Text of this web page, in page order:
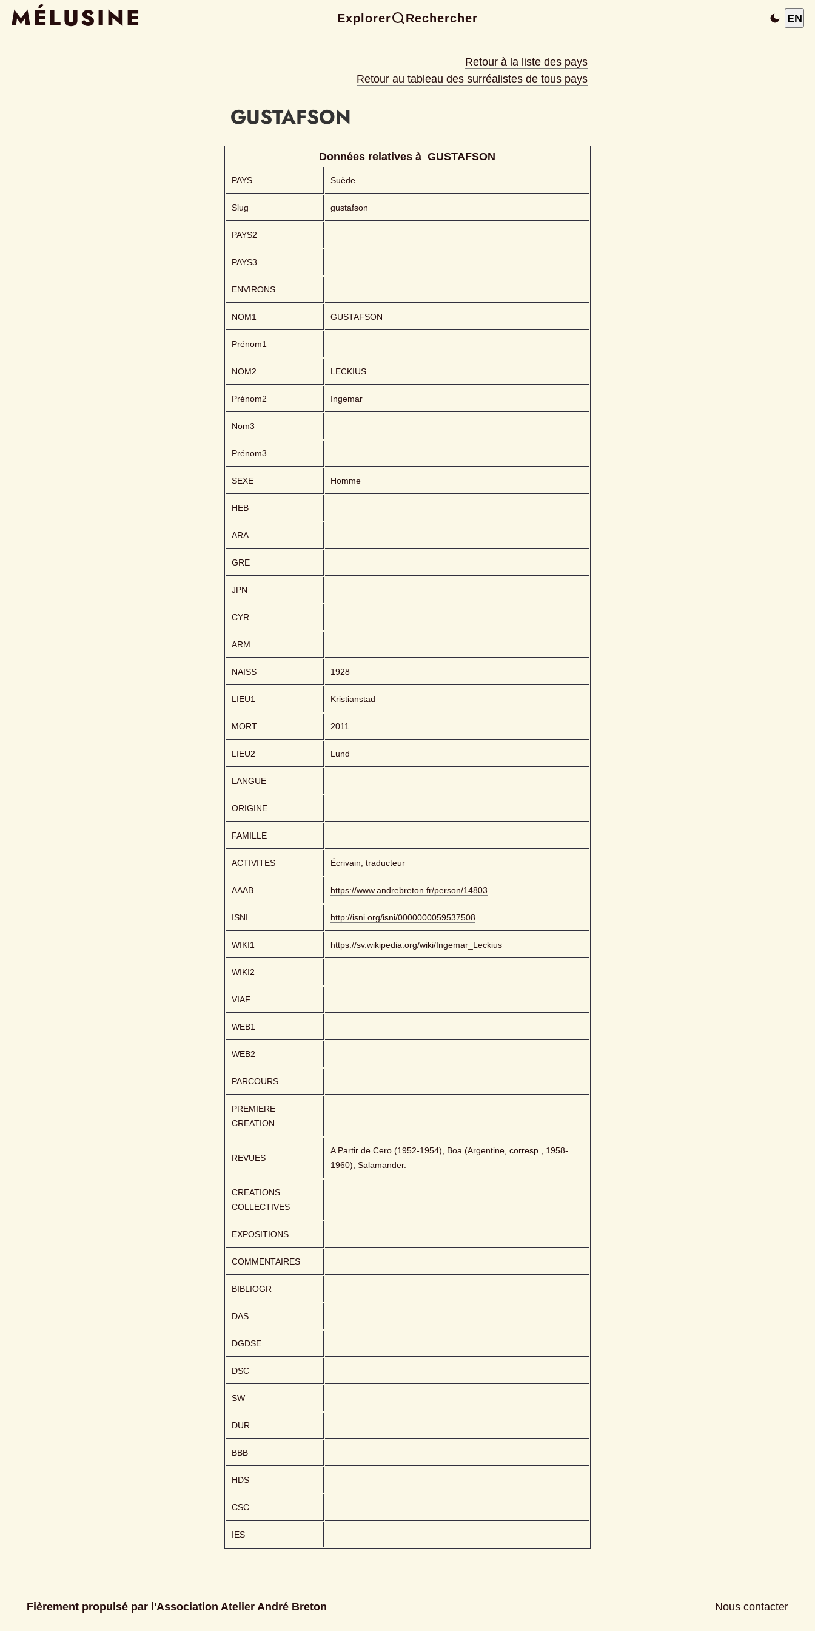
MÉLUSINE Explorer Rechercher EN
Retour à la liste des pays
Retour au tableau des surréalistes de tous pays
GUSTAFSON
Données relatives à GUSTAFSON
PAYS Suède
Slug gustafson
PAYS2
PAYS3
ENVIRONS
NOM1 GUSTAFSON
Prénom1
NOM2 LECKIUS
Prénom2 Ingemar
Nom3
Prénom3
SEXE Homme
HEB
ARA
GRE
JPN
CYR
ARM
NAISS 1928
LIEU1 Kristianstad
MORT 2011
LIEU2 Lund
LANGUE
ORIGINE
FAMILLE
ACTIVITES Écrivain, traducteur
AAAB https://www.andrebreton.fr/person/14803
ISNI http://isni.org/isni/0000000059537508
WIKI1 https://sv.wikipedia.org/wiki/Ingemar_Leckius
WIKI2
VIAF
WEB1
WEB2
PARCOURS
PREMIERE
CREATION
REVUES
A Partir de Cero (1952-1954), Boa (Argentine, corresp., 1958-
1960), Salamander.
CREATIONS
COLLECTIVES
EXPOSITIONS
COMMENTAIRES
BIBLIOGR
DAS
DGDSE
DSC
SW
DUR
BBB
HDS
CSC
IES
Fièrement propulsé par l'Association Atelier André Breton Nous contacter